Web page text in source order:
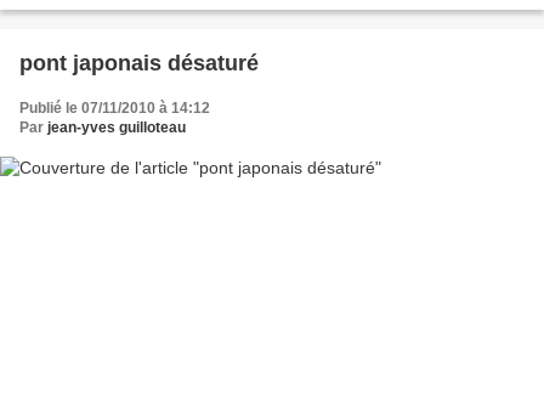
pont japonais désaturé
Publié le 07/11/2010 à 14:12
Par jean-yves guilloteau